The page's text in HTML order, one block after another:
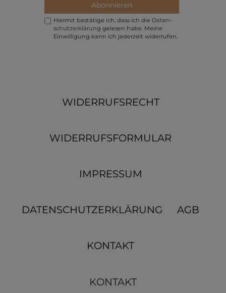
Abonnieren
Hiermit bestätige ich, dass ich die Daten­
schutz­erklärung gelesen habe. Meine
Einwilligung kann ich jederzeit widerrufen.
WIDERRUFSRECHT
WIDERRUFSFORMULAR
IMPRESSUM
DATENSCHUTZERKLÄRUNG AGB
KONTAKT
KONTAKT